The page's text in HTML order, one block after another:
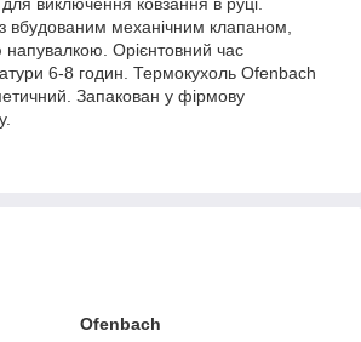
вбудованим механічним клапаном,
Орієнтовний час
6-8 годин. Термокухоль Ofenbach
Запакован у фірмову
Ofenbach